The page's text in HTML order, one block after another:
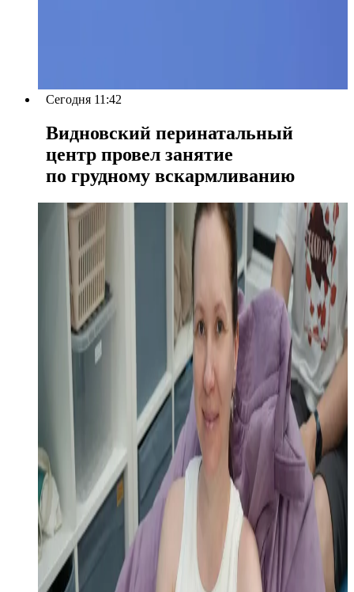
Сегодня 11:42
Видновский перинатальный
центр провел занятие
по грудному вскармливанию